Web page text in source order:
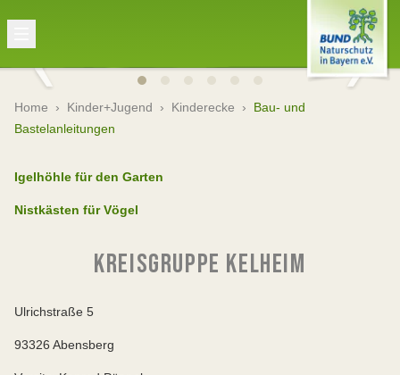
Home › Kinder+Jugend › Kinderecke › Bau- und
Bastelanleitungen
Igelhöhle für den Garten
Nistkästen für Vögel
KREISGRUPPE KELHEIM
Ulrichstraße 5
93326 Abensberg